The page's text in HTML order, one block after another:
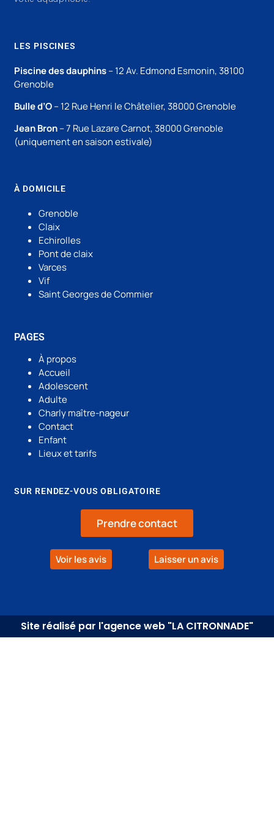
LES PISCINES
Piscine des dauphins– 12 Av. Edmond Esmonin, 38100
Grenoble
Bulle d’O– 12 Rue Henri le Châtelier, 38000 Grenoble
Jean Bron– 7 Rue Lazare Carnot, 38000 Grenoble
(uniquement en saison estivale)
À DOMICILE
Grenoble
Claix
Echirolles
Pont de claix
Varces
Vif
Saint Georges de Commier
PAGES
À propos
Accueil
Adolescent
Adulte
Charly maître-nageur
Contact
Enfant
Lieux et tarifs
SUR RENDEZ-VOUS OBLIGATOIRE
Prendre contact
Voir les avis Laisser un avis
Site réalisé par l'agence web "LA CITRONNADE"